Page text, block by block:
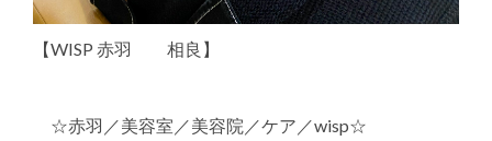
【WISP 赤羽 相良】
☆赤羽／美容室／美容院／ケア／wisp☆